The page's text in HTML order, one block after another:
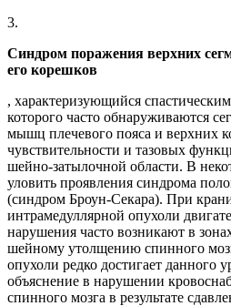
3.
Синдром поражения верхних
его корешков
, характеризующийся
которого часто обнаруживаются
мышц плечевого пояса и верхних
чувствительности и тазовых
шейно-затылочной области. В
уловить проявления синдрома
(синдром Броун-Секара). При
интрамедуллярной опухоли
нарушения часто возникают в
шейному утолщению спинного
опухоли редко достигает данного
объяснение в нарушении
спинного мозга в результате